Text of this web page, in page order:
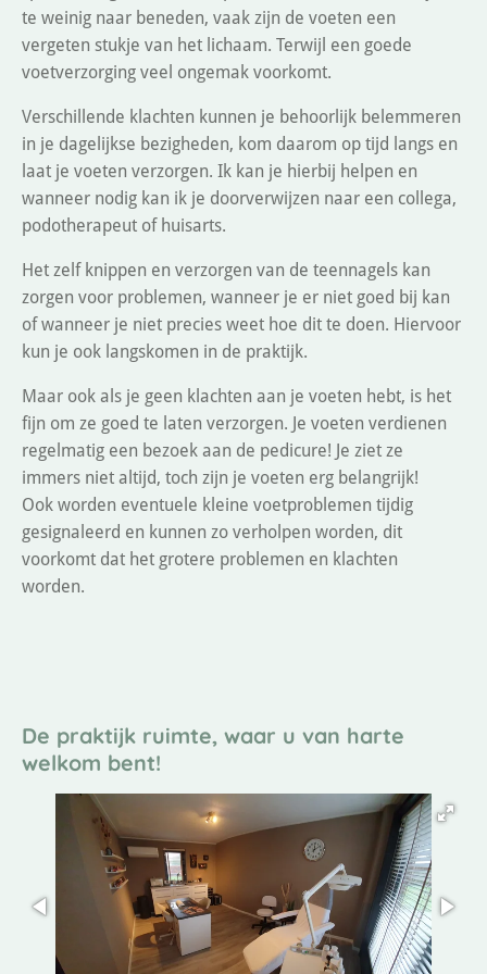
te weinig naar beneden, vaak zijn de voeten een
vergeten stukje van het lichaam. Terwijl een goede
voetverzorging veel ongemak voorkomt.
Verschillende klachten kunnen je behoorlijk belemmeren
in je dagelijkse bezigheden, kom daarom op tijd langs en
laat je voeten verzorgen. Ik kan je hierbij helpen en
wanneer nodig kan ik je doorverwijzen naar een collega,
podotherapeut of huisarts.
Het zelf knippen en verzorgen van de teennagels kan
zorgen voor problemen, wanneer je er niet goed bij kan
of wanneer je niet precies weet hoe dit te doen. Hiervoor
kun je ook langskomen in de praktijk.
Maar ook als je geen klachten aan je voeten hebt, is het
fijn om ze goed te laten verzorgen. Je voeten verdienen
regelmatig een bezoek aan de pedicure! Je ziet ze
immers niet altijd, toch zijn je voeten erg belangrijk!
Ook worden eventuele kleine voetproblemen tijdig
gesignaleerd en kunnen zo verholpen worden, dit
voorkomt dat het grotere problemen en klachten
worden.
De praktijk ruimte, waar u van harte
welkom bent!